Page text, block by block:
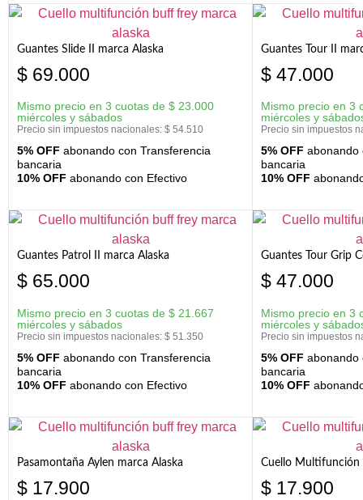
Guantes Slide II marca Alaska
$ 69.000
Mismo precio en 3 cuotas de $ 23.000
miércoles y sábados
Precio sin impuestos nacionales: $ 54.510
5% OFF abonando con Transferencia
bancaria
10% OFF abonando con Efectivo
Guantes Tour II
$ 47.000
Mismo precio en 3
miércoles y
Precio sin impuestos
5% OFF abonando
bancaria
10% OFF
Guantes Patrol II marca Alaska
$ 65.000
Mismo precio en 3 cuotas de $ 21.667
miércoles y sábados
Precio sin impuestos nacionales: $ 51.350
5% OFF abonando con Transferencia
bancaria
10% OFF abonando con Efectivo
Guantes Tour Grip
$ 47.000
Mismo precio en 3
miércoles y
Precio sin impuestos
5% OFF abonando
bancaria
10% OFF
Pasamontaña Aylen marca Alaska
$ 17.900
Cuello Multifunción
$ 17.900